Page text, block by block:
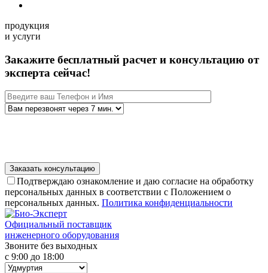
продукция
и услуги
Закажите бесплатный расчет и консультацию от
эксперта сейчас!
Подтверждаю ознакомление и даю согласие на обработку
персональных данных в соответствии с Положением о
персональных данных. Политика конфиденциальности
Официальный поставщик
инженерного оборудования
Звоните без выходных
с 9:00 до 18:00